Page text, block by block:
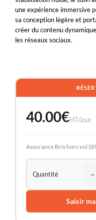
une expérience immersive
sa conception légère et
créer du contenu
les réseaux sociaux.
40.00€HT/jour
Assurance Bris hors vol
−
Saisir